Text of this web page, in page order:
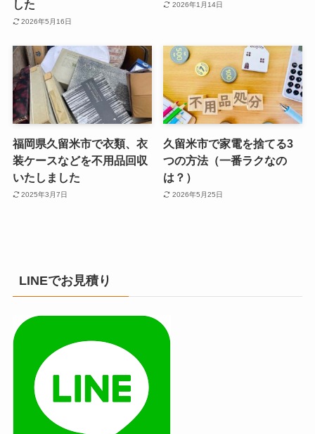
した
2026年5月16日
2026年1月14日
福岡県久留米市で衣類、衣
装ケースなどを不用品回収
いたしました
2025年3月7日
久留米市で家電を捨てる3
つの方法（一番ラクなの
は？）
2026年5月25日
LINEでお見積り